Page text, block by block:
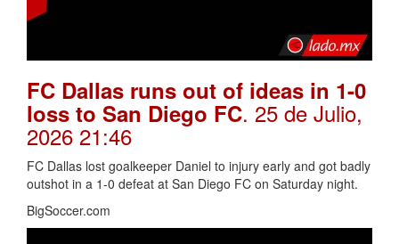
FC Dallas runs out of ideas in 1-0
loss to San Diego FC. 25 de Julio,
2026 21:46
FC Dallas lost goalkeeper Daniel to injury early and got badly
outshot in a 1-0 defeat at San Diego FC on Saturday night.
BigSoccer.com